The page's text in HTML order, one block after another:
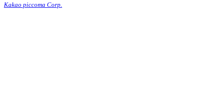
Kakao piccoma Corp.